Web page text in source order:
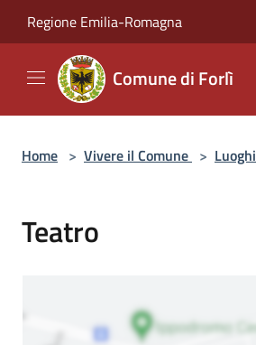
Regione Emilia-Romagna
Comune di Forlì
Home > Vivere il Comune > Luoghi
Teatro